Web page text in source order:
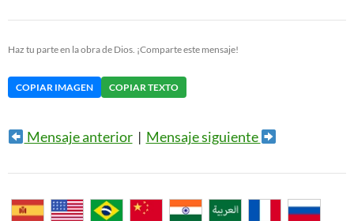
Haz tu parte en la obra de Dios. ¡Comparte este mensaje!
COPIAR IMAGEN COPIAR TEXTO
Mensaje anterior| Mensaje siguiente